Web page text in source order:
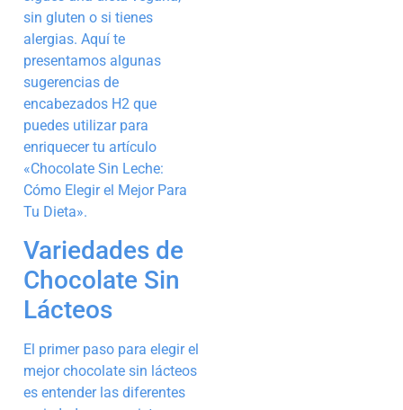
sin gluten o si tienes
alergias. Aquí te
presentamos algunas
sugerencias de
encabezados H2 que
puedes utilizar para
enriquecer tu artículo
«Chocolate Sin Leche:
Cómo Elegir el Mejor Para
Tu Dieta».
Variedades de
Chocolate Sin
Lácteos
El primer paso para elegir el
mejor chocolate sin lácteos
es entender las diferentes